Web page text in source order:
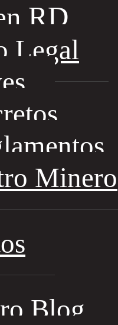
RD
Legal
Minero
Blog